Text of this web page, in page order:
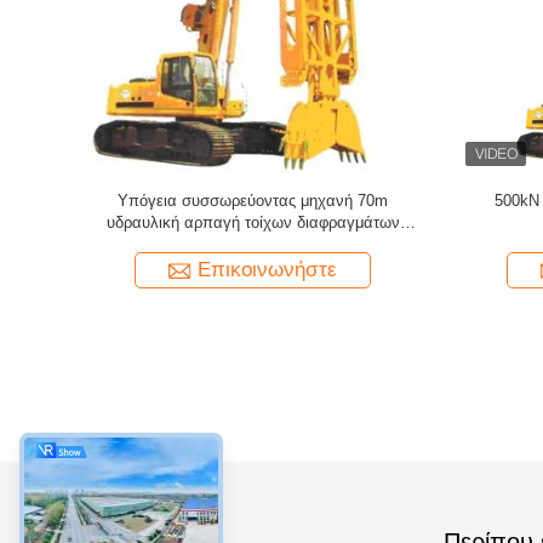
βάθος 1200mm 60m εξοπλισμός τοίχων
διαφραγμάτων πλάτους 350Kn
Επικοινωνήστε
80